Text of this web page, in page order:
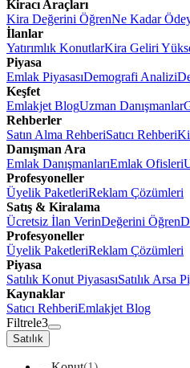
Kiracı Araçları
Kira Değerini ÖğrenNe Kadar
İlanlar
Yatırımlık KonutlarKira Geliri
Piyasa
Emlak PiyasasıDemografi Analizi
Keşfet
Emlakjet BlogUzman Danışmanlar
Rehberler
Satın Alma RehberiSatıcı Rehberi
Danışman Ara
Emlak DanışmanlarıEmlak Ofisleri
Profesyoneller
Üyelik PaketleriReklam Çözümleri
Satış & Kiralama
Ücretsiz İlan VerinDeğerini Öğren
Profesyoneller
Üyelik PaketleriReklam Çözümleri
Piyasa
Satılık Konut PiyasasıSatılık Arsa
Kaynaklar
Satıcı RehberiEmlakjet Blog
Filtrele3
Satılık